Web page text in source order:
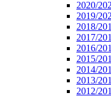
2020/
2019/
2018/
2017/
2016/
2015/
2014/
2013/
2012/